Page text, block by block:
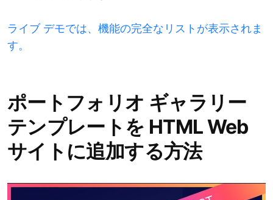
ライブ デモでは、機能の完全なリストが表示されま
す。
ポートフォリオ ギャラリー
テンプレートを HTML Web
サイトに追加する方法